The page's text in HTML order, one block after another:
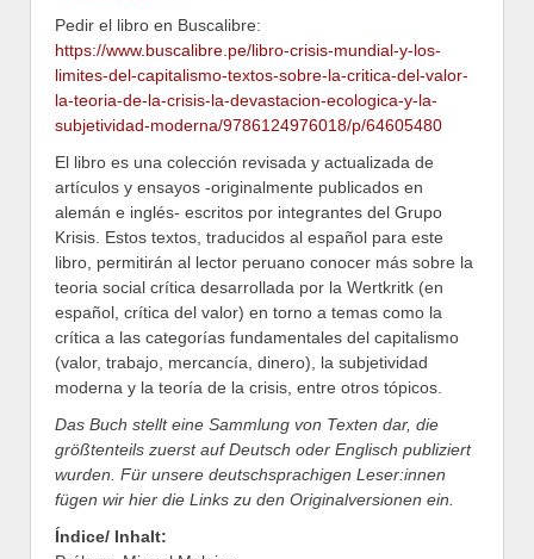
Pedir el libro en Buscalibre:
https://www.buscalibre.pe/libro-crisis-mundial-y-los-
limites-del-capitalismo-textos-sobre-la-critica-del-valor-
la-teoria-de-la-crisis-la-devastacion-ecologica-y-la-
subjetividad-moderna/9786124976018/p/64605480
El libro es una colección revisada y actualizada de
artículos y ensayos -originalmente publicados en
alemán e inglés- escritos por integrantes del Grupo
Krisis. Estos textos, traducidos al español para este
libro, permitirán al lector peruano conocer más sobre la
teoria social crítica desarrollada por la Wertkritk (en
español, crítica del valor) en torno a temas como la
crítica a las categorías fundamentales del capitalismo
(valor, trabajo, mercancía, dinero), la subjetividad
moderna y la teoría de la crisis, entre otros tópicos.
Das Buch stellt eine Sammlung von Texten dar, die
größtenteils zuerst auf Deutsch oder Englisch publiziert
wurden. Für unsere deutschsprachigen Leser:innen
fügen wir hier die Links zu den Originalversionen ein.
Índice/ Inhalt: